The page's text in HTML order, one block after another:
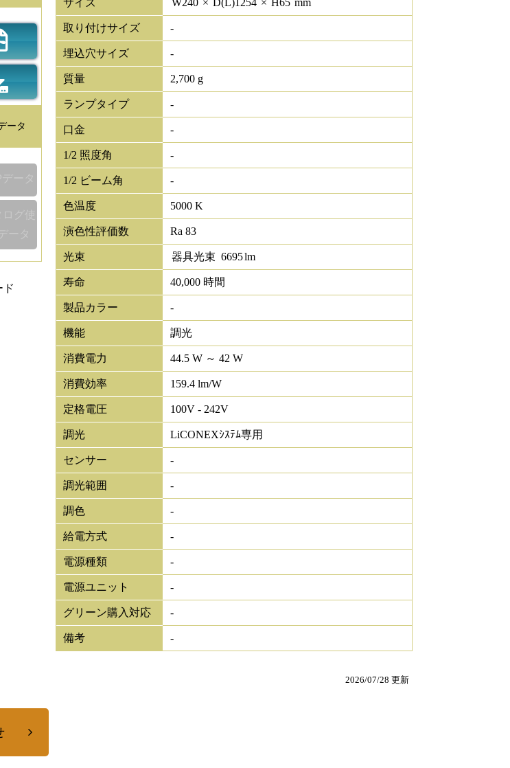
ータ
データ
ログ使
ータ
ド
サイズ W240 × D(L)1254 × H65 mm
取り付けサイズ -
埋込穴サイズ -
質量 2,700 g
ランプタイプ -
口金 -
1/2 照度角 -
1/2 ビーム角 -
色温度 5000 K
演色性評価数 Ra 83
光束 器具光束 6695lm
寿命 40,000 時間
製品カラー -
機能 調光
消費電力 44.5 W ～ 42 W
消費効率 159.4 lm/W
定格電圧 100V - 242V
調光 LiCONEXｼｽﾃﾑ専用
センサー -
調光範囲 -
調色 -
給電方式 -
電源種類 -
電源ユニット -
グリーン購入対応 -
備考 -
2026/07/28 更新